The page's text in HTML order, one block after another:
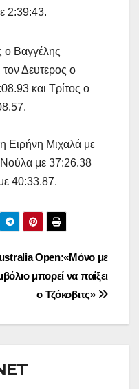
2:39:43.
ο Βαγγέλης
Δευτερος ο
και Τρίτος ο
Ειρήνη Μιχαλά με
με 37:26.38
40:33.87.
Open:«Μόνο με
μπορεί να παίξει
ο Τζόκοβιτς»